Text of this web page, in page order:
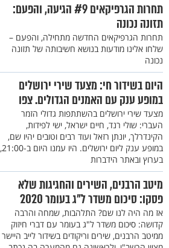
תחרות הגרפיקאים #9 הגיעה, והפעם:
תזונה נכונה
תחרות הגרפיקאים החדשה מתחילה, והפעם –
שלחו אלינו מודעות בנושא חשיבותה של תזונה
נכונה
היום בשידור חי: מצעד שירי ירושלים
במופע ענק עם האמנים הגדולים. צפו
מצעד שירי ירושלים בהשתתפות גדולי הזמר
העברי: שולי רנד, חיים ישראל, ישי לפידות,
הקינדרלך, יונתן רזאל ועוד רבים וטובים יהיו שם,
במופע ענק ליום ירושלים. היו עמנו היום ב-21:00,
בערוץ ובאתר הידברות
מיטב הרבנים, השירים והחגיגות שלא
פסקו: סיכום משדר ל"ג בעומר 2020
אז מה היה לנו שם? התלהבות, שמחה והרבה
קדושה: סיכום משדר ל"ג בעומר עם דברי חיזוק
ממיטב הרבנים, שירים וריקודים בשידור לייב היישר